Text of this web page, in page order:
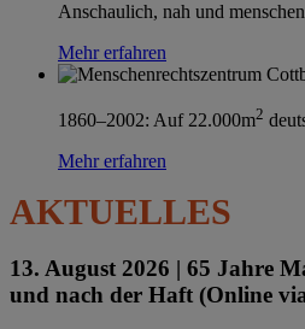
Anschaulich, nah und
Mehr erfahren
1860–2002: Auf 22.000m2
Mehr erfahren
AKTUELLES
13. August 2026 | 65 Jahre
und nach der Haft (Online